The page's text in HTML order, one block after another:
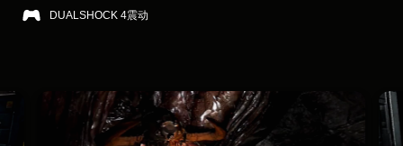
DUALSHOCK 4震动